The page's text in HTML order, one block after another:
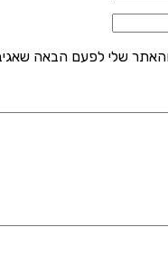
שלי לפעם הבאה